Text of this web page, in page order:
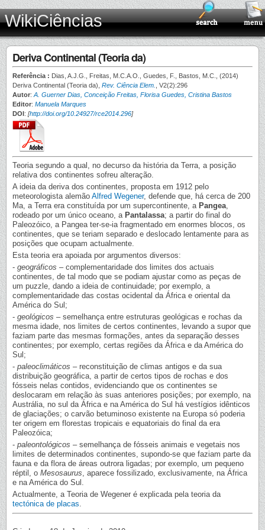
WikiCiências
Deriva Continental (Teoria da)
Referência : Dias, A.J.G., Freitas, M.C.A.O., Guedes, F., Bastos, M.C., (2014)
Deriva Continental (Teoria da), Rev. Ciência Elem.
, V2(2):296
Autor: A. Guerner Dias, Conceição Freitas, Florisa Guedes, Cristina Bastos
Editor: Manuela Marques
DOI: [http://doi.org/10.24927/rce2014.296]
Teoria segundo a qual, no decurso da história da Terra, a posição
relativa dos continentes sofreu alteração.
A ideia da deriva dos continentes, proposta em 1912 pelo
meteorologista alemão Alfred Wegener, defende que, há cerca de 200
Ma, a Terra era constituída por um supercontinente, a Pangea,
rodeado por um único oceano, a Pantalassa; a partir do final do
Paleozóico, a Pangea ter-se-ia fragmentado em enormes blocos, os
continentes, que se teriam separado e deslocado lentamente para as
posições que ocupam actualmente.
Esta teoria era apoiada por argumentos diversos:
- geográficos – complementaridade dos limites dos actuais
continentes, de tal modo que se podiam ajustar como as peças de
um puzzle, dando a ideia de continuidade; por exemplo, a
complementaridade das costas ocidental da África e oriental da
América do Sul;
- geológicos – semelhança entre estruturas geológicas e rochas da
mesma idade, nos limites de certos continentes, levando a supor que
faziam parte das mesmas formações, antes da separação desses
continentes; por exemplo, certas regiões da África e da América do
Sul;
- paleoclimáticos – reconstituição de climas antigos e da sua
distribuição geográfica, a partir de certos tipos de rochas e dos
fósseis nelas contidos, evidenciando que os continentes se
deslocaram em relação às suas anteriores posições; por exemplo, na
Austrália, no sul da África e na América do Sul há vestígios idênticos
de glaciações; o carvão betuminoso existente na Europa só poderia
ter origem em florestas tropicais e equatoriais do final da era
Paleozóica;
- paleontológicos – semelhança de fósseis animais e vegetais nos
limites de determinados continentes, supondo-se que faziam parte da
fauna e da flora de áreas outrora ligadas; por exemplo, um pequeno
réptil, o Mesosaurus, aparece fossilizado, exclusivamente, na África
e na América do Sul.
Actualmente, a Teoria de Wegener é explicada pela teoria da
tectónica de placas.